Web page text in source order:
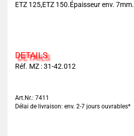
ETZ 125,ETZ 150.Épaisseur env. 7mm.
DETAILS
Réf. MZ : 31-42.012
Art.Nr.: 7411
Délai de livraison: env. 2-7 jours ouvrables*